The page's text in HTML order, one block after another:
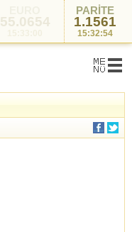
55.0654
PARİTE
1.1561
15:32:54